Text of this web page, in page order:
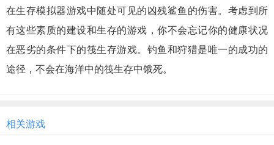
在生存模拟器游戏中随处可见的凶残鲨鱼的伤害。考虑到所
有这些素质的建设和生存的游戏，你不会忘记你的健康状况
在恶劣的条件下的筏生存游戏。钓鱼和狩猎是唯一的成功的
途径，不会在海洋中的筏生存中饿死。
相关游戏